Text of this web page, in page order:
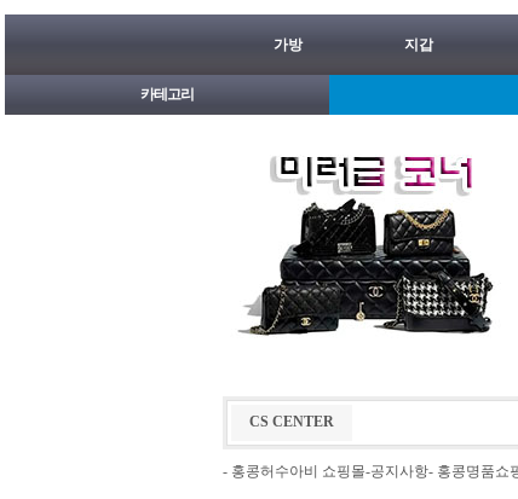
가방 지갑
카테고리
CS CENTER
- 홍콩허수아비 쇼핑몰-공지사항- 홍콩명품쇼